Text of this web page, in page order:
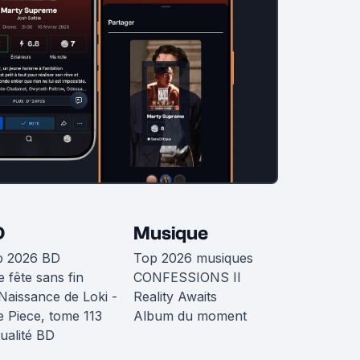
2026 BD
fête sans fin
de Loki -
Piece, tome 113
BD
Musique
Top 2026 musiques
CONFESSIONS II
Reality Awaits
Album du moment